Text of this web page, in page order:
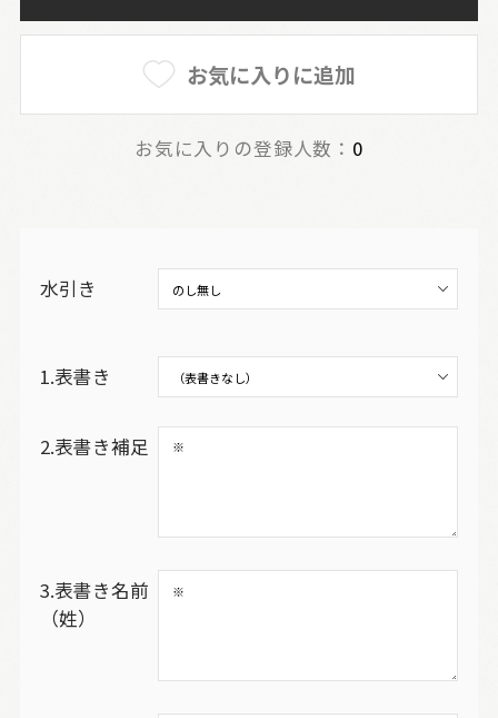
お気に入りに追加
お気に入りの登録人数： 0
水引き
1.表書き
2.表書き補足
3.表書き名前
（姓）